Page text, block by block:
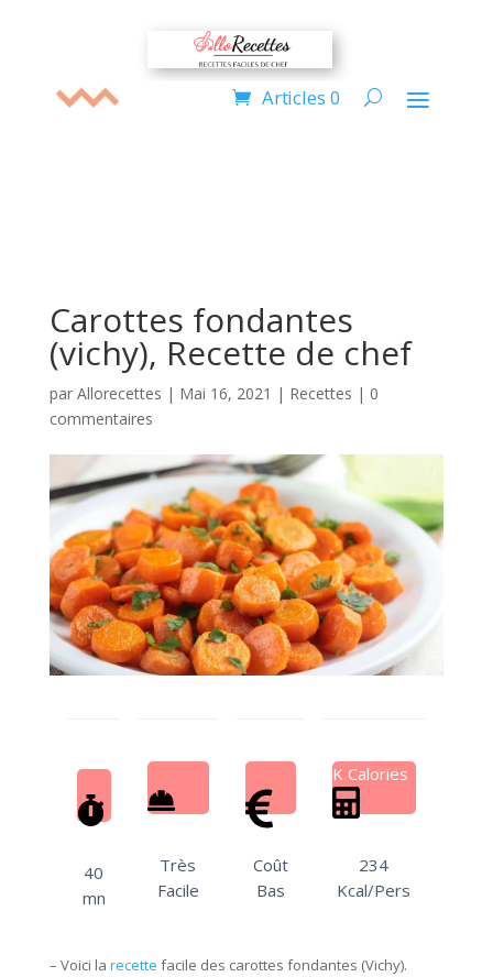
Articles 0
Carottes fondantes
(vichy), Recette de chef
par Allorecettes | Mai 16, 2021 | Recettes | 0
commentaires
40
mn
Très
Facile
Coût
Bas
K Calories
234
Kcal/Pers
– Voici la recette facile des carottes fondantes (Vichy).